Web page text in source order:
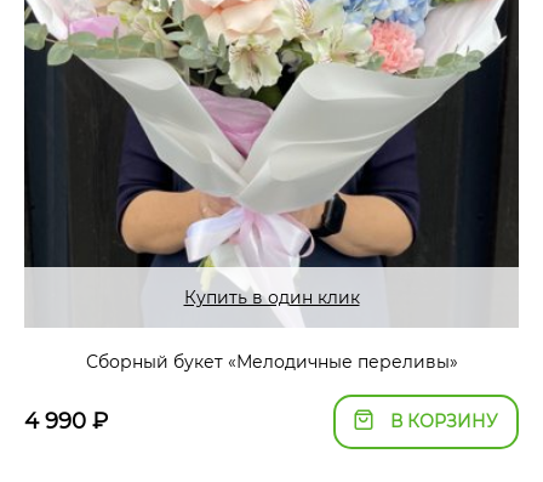
Купить в один клик
Сборный букет «Мелодичные переливы»
4 990 ₽ В КОРЗИНУ